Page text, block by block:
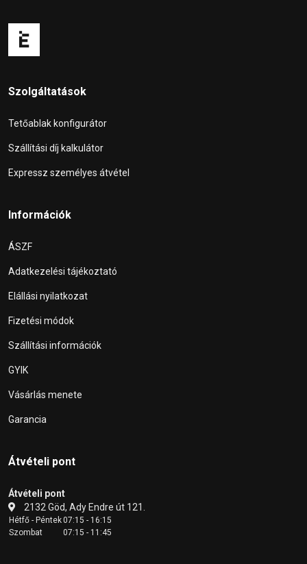
Szolgáltatások
Tetőablak konfigurátor
Szállítási díj kalkulátor
Expressz személyes átvétel
Információk
ÁSZF
Adatkezelési tájékoztató
Elállási nyilatkozat
Fizetési módok
Szállítási információk
GYIK
Vásárlás menete
Garancia
Átvételi pont
Átvételi pont
2132 Göd, Ady Endre út 121.
Hétfő - Péntek07:15 - 16:15
Szombat
07:15 - 11:45